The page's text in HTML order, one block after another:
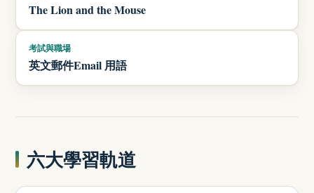
The Lion and the Mouse
考試與職場
英文郵件Email 用語
六大學習軌道